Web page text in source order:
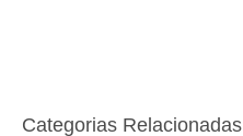
Categorias Relacionadas